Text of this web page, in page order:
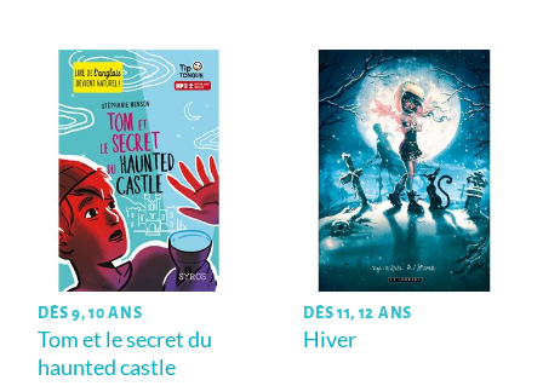
DÈS 9, 10 ANS
Tom et le secret du
haunted castle
DÈS 11, 12 ANS
Hiver